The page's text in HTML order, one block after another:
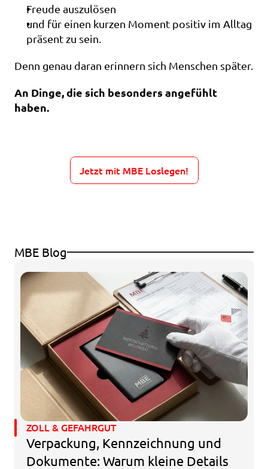
Freude auszulösen
und für einen kurzen Moment positiv im Alltag
präsent zu sein.
Denn genau daran erinnern sich Menschen später.
An Dinge, die sich besonders angefühlt
haben.
Jetzt mit MBE Loslegen!
MBE Blog
ZOLL & GEFAHRGUT
Verpackung, Kennzeichnung und
Dokumente: Warum kleine Details